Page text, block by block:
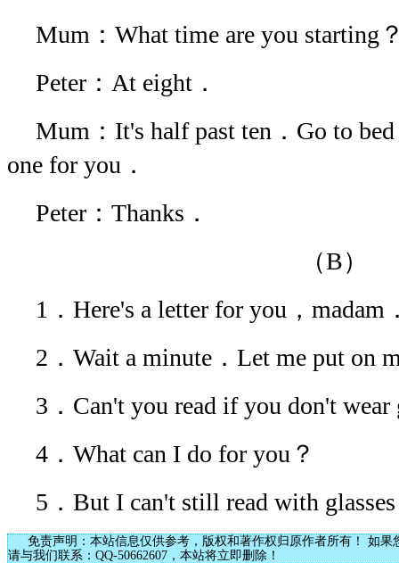
Mum：What time are you starting
Peter：At eight．
Mum：It's half past ten．Go to
one for you．
Peter：Thanks．
（B）
1．Here's a letter for you，madam
2．Wait a minute．Let me put on
3．Can't you read if you don't wear
4．What can I do for you？
5．But I can't still read with
免责声明：本站信息仅供参考，版权和著作权归原作者所有！ 如果
请与我们联系：QQ-50662607，本站将立即删除！